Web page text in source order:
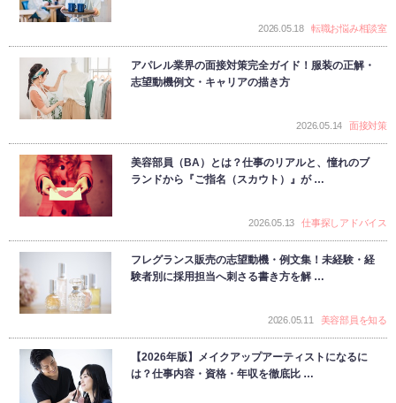
2026.05.18 転職お悩み相談室
アパレル業界の面接対策完全ガイド！服装の正解・
志望動機例文・キャリアの描き方
2026.05.14 面接対策
美容部員（BA）とは？仕事のリアルと、憧れのブ
ランドから『ご指名（スカウト）』が …
2026.05.13 仕事探しアドバイス
フレグランス販売の志望動機・例文集！未経験・経
験者別に採用担当へ刺さる書き方を解 …
2026.05.11 美容部員を知る
【2026年版】メイクアップアーティストになるに
は？仕事内容・資格・年収を徹底比 …